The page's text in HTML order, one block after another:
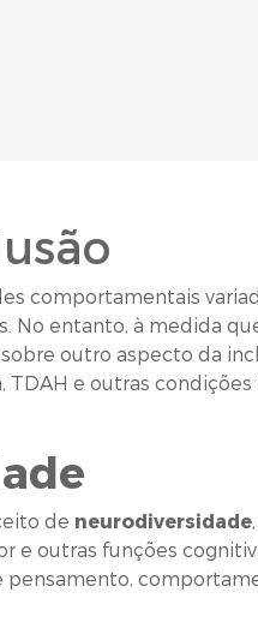
comportamentais
No entanto, à medida
outro aspecto da
e outras
de neurodiversidade
e outras funções